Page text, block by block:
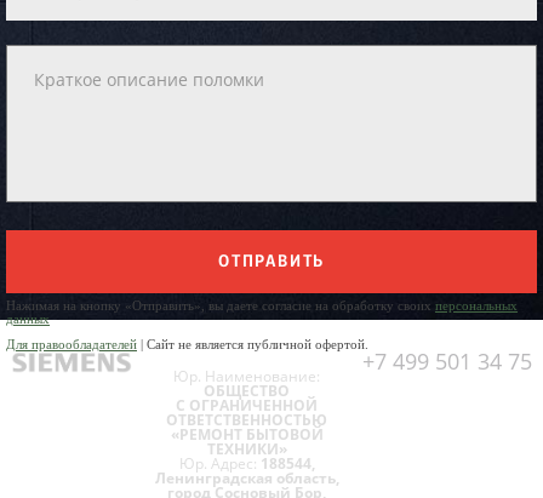
ОТПРАВИТЬ
Нажимая на кнопку «Отправить», вы даете согласие на обработку своих персональных
данных
Для правообладателей | Сайт не является публичной офертой.
+7 499 501 34 75
Юр. Наименование:
ОБЩЕСТВО
С ОГРАНИЧЕННОЙ
ОТВЕТСТВЕННОСТЬЮ
«РЕМОНТ БЫТОВОЙ
ТЕХНИКИ»
Юр. Адрес: 188544,
Ленинградская область,
город Сосновый Бор,